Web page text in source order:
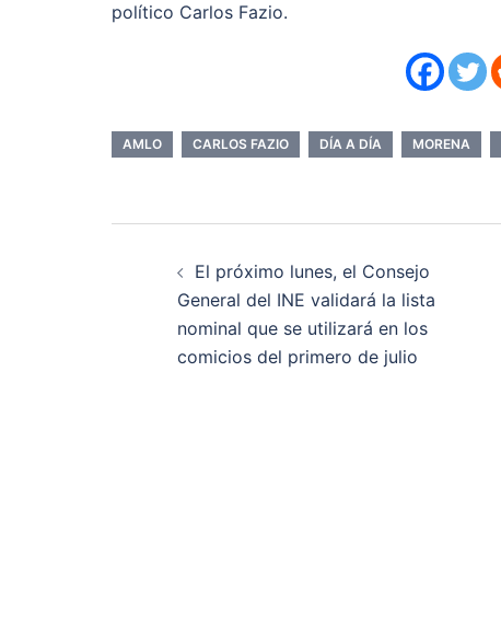
político Carlos Fazio.
AMLO CARLOS FAZIO DÍA A DÍA MORENA
Navegación
entradas
El próximo lunes, el Consejo
General del INE validará la lista
nominal que se utilizará en los
comicios del primero de julio